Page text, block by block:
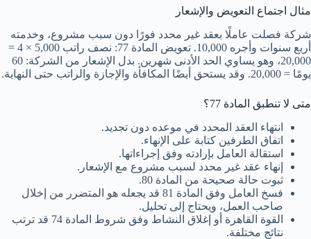
مثال اجتماع التعويض والإشعار
شركة فصلت عاملًا بعقد غير محدد فورًا دون سبب مشروع، وخدمته
أربع سنوات وأجره 10,000. تعويض المادة 77: نصف راتب 5,000 × 4 =
20,000، وهو يساوي الحد الأدنى شهرين. بدل الإشعار من الشركة: 60
يومًا = 20,000. وقد يستحق أيضًا المكافأة والإجازة والراتب حتى النهاية.
متى لا تنطبق المادة 77؟
انتهاء العقد المحدد في موعده دون تجديد.
اتفاق الطرفين كتابة على الإنهاء.
استقالة العامل بإرادته وفق إجراءاتها.
إنهاء عقد غير محدد لسبب مشروع مع الإشعار.
ثبوت حالة صحيحة من المادة 80.
فسخ العامل وفق المادة 81 قد يجعله هو المتضرر من إخلال
صاحب العمل، ويحتاج إلى تحليل.
القوة القاهرة أو إغلاق النشاط وفق شروط المادة 74 قد ترتب
نتائج مختلفة.